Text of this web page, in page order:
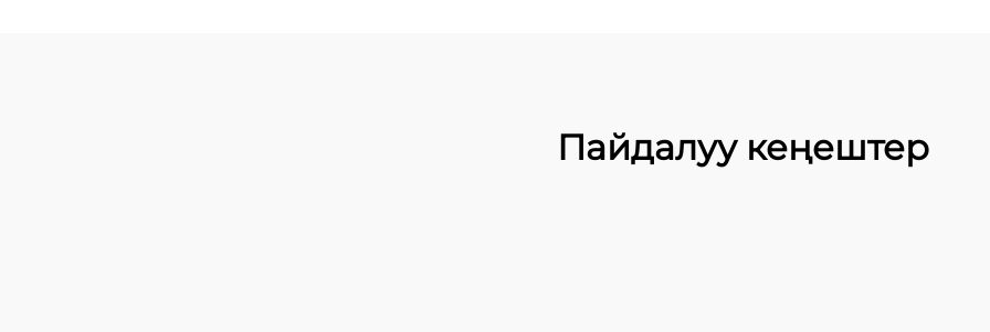
Пайдалуу кеңештер